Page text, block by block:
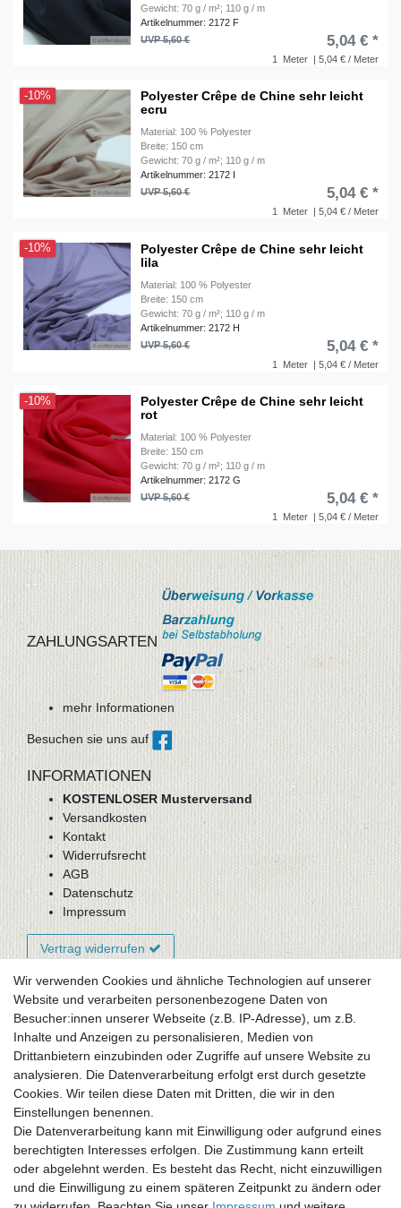
Gewicht: 70 g / m²; 110 g / m
Artikelnummer: 2172 F
1 Meter | 5,04 € / Meter
UVP 5,60 € 5,04 € *
-10%
Polyester Crêpe de Chine sehr leicht
ecru
Material: 100 % Polyester
Breite: 150 cm
Gewicht: 70 g / m²; 110 g / m
Artikelnummer: 2172 I
1 Meter | 5,04 € / Meter
UVP 5,60 € 5,04 € *
-10%
Polyester Crêpe de Chine sehr leicht
lila
Material: 100 % Polyester
Breite: 150 cm
Gewicht: 70 g / m²; 110 g / m
Artikelnummer: 2172 H
1 Meter | 5,04 € / Meter
UVP 5,60 € 5,04 € *
-10%
Polyester Crêpe de Chine sehr leicht
rot
Material: 100 % Polyester
Breite: 150 cm
Gewicht: 70 g / m²; 110 g / m
Artikelnummer: 2172 G
1 Meter | 5,04 € / Meter
UVP 5,60 € 5,04 € *
ZAHLUNGSARTEN
mehr Informationen
Besuchen sie uns auf
INFORMATIONEN
KOSTENLOSER Musterversand
Versandkosten
Kontakt
Widerrufsrecht
AGB
Datenschutz
Impressum
Vertrag widerrufen
Newsletter-Anmeldung
FAQ / Fragen
Mein Warenkorb
Mein Merkzettel
Mein Konto
UNSER LADENGESCHÄFT
Gottlieb-Daimler-Str. 10
33334 Gütersloh
Wir verwenden Cookies und ähnliche Technologien auf unserer
Website und verarbeiten personenbezogene Daten von
Besucher:innen unserer Webseite (z.B. IP-Adresse), um z.B.
Inhalte und Anzeigen zu personalisieren, Medien von
Drittanbietern einzubinden oder Zugriffe auf unsere Website zu
analysieren. Die Datenverarbeitung erfolgt erst durch gesetzte
Cookies. Wir teilen diese Daten mit Dritten, die wir in den
Einstellungen benennen.
Die Datenverarbeitung kann mit Einwilligung oder aufgrund eines
berechtigten Interesses erfolgen. Die Zustimmung kann erteilt
oder abgelehnt werden. Es besteht das Recht, nicht einzuwilligen
und die Einwilligung zu einem späteren Zeitpunkt zu ändern oder